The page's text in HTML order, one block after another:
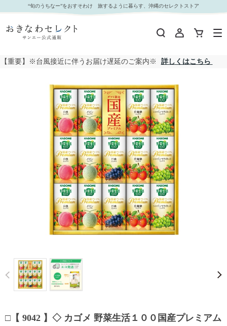
□【 9042 】◇ カゴメ 野菜生活１００国産プレミアムギフト｜おきなわセレクト サンエー公式
通販
“旬のうちなー”をおすそわけ 旅するように暮らす、沖縄のセレクトストア
【重要】※台風接近に伴うお届け遅延のご案内※ 詳しくはこちら
Prev
□【 9042 】◇ カゴメ 野菜生活１００国産プレミアム